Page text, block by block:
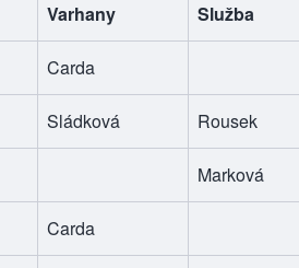
Varhany Služba
Carda
Sládková Rousek
Marková
Carda